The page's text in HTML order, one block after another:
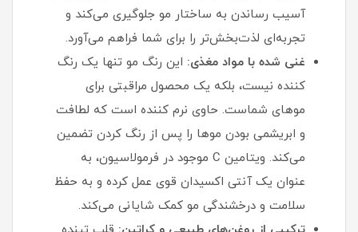
آسیب رساندن به ساختار مو جلوگیری می‌کند و
تجربه‌ای لذت‌بخش‌تر را برای شما فراهم می‌آورد.
غنی شده با مواد مغذی: این رنگ مو تنها یک رنگ‌
کننده نیست، بلکه یک محصول مراقبتی برای
موهای شماست. حاوی نرم‌ کننده است که لطافت
و ابریشمی بودن موها را پس از رنگ کردن تضمین
می‌کند. ویتامین C موجود در فرمولاسیون، به
عنوان یک آنتی‌ اکسیدان قوی عمل کرده و به حفظ
سلامت و درخشندگی مو کمک شایانی می‌کند.